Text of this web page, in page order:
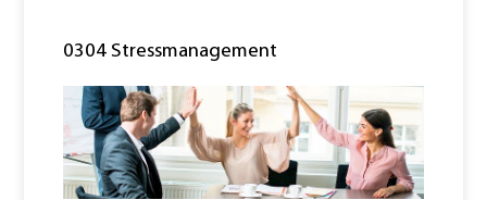
0304 Stressmanagement